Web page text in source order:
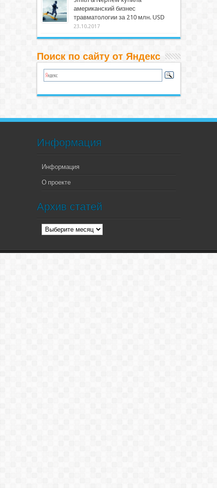
американский бизнес
травматологии за 210 млн. USD
23.10.2017
Поиск по сайту от Яндекс
Информация
Информация
О проекте
Архив статей
Архив
статей